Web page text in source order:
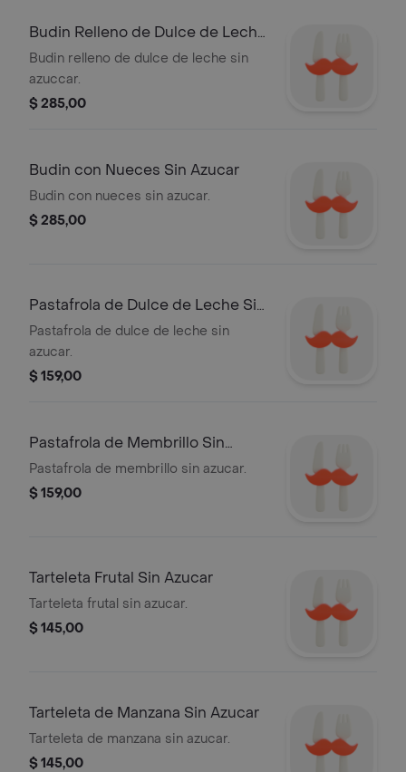
Budin Relleno de Dulce de Leche
Sin Azuc
Budin relleno de dulce de leche sin
azuccar.
$ 285,00
Budin con Nueces Sin Azucar
Budin con nueces sin azucar.
$ 285,00
Pastafrola de Dulce de Leche Sin
Azucar
Pastafrola de dulce de leche sin
azucar.
$ 159,00
Pastafrola de Membrillo Sin
Azucar
Pastafrola de membrillo sin azucar.
$ 159,00
Tarteleta Frutal Sin Azucar
Tarteleta frutal sin azucar.
$ 145,00
Tarteleta de Manzana Sin Azucar
Tarteleta de manzana sin azucar.
$ 145,00